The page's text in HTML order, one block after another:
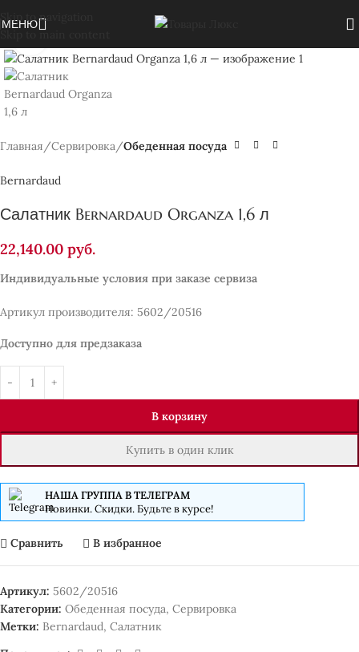
Skip to navigation
Skip to main content
МЕНЮ
Главная Сервировка Обеденная посуда
Bernardaud
Салатник Bernardaud Organza 1,6 л
22,140.00 руб.
Индивидуальные условия при заказе сервиза
Артикул производителя: 5602/20516
Доступно для предзаказа
В корзину
Купить в один клик
НАША ГРУППА В ТЕЛЕГРАМ
Новинки. Скидки. Будьте в курсе!
Сравнить В избранное
Артикул: 5602/20516
Категории: Обеденная посуда, Сервировка
Метки: Bernardaud, Салатник